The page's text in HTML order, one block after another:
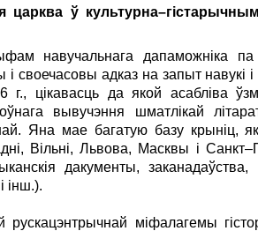
царква ў
навучальнага дапаможніка па
і своечасовы адказ на запыт
г., цікавасць да якой асабліва
вывучэння шматлікай
Яна мае багатую базу крыніц,
Вільні, Львова, Масквы і
дакументы,
інш.).
міфалагемы